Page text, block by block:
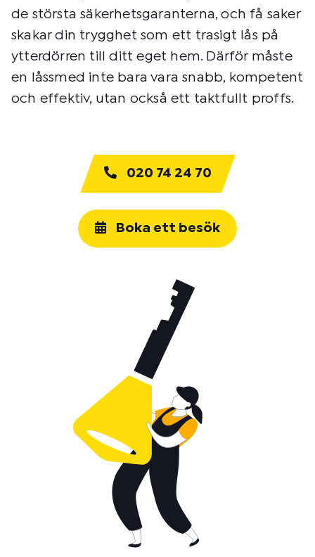
de största säkerhetsgaranterna, och få saker
skakar din trygghet som ett trasigt lås på
ytterdörren till ditt eget hem. Därför måste
en låssmed inte bara vara snabb, kompetent
och effektiv, utan också ett taktfullt proffs.
020 74 24 70
Boka ett besök